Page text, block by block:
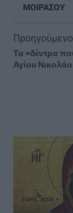
ΜΟΙΡΑΣΟΥ
Τα «δέντρα
Αγίου